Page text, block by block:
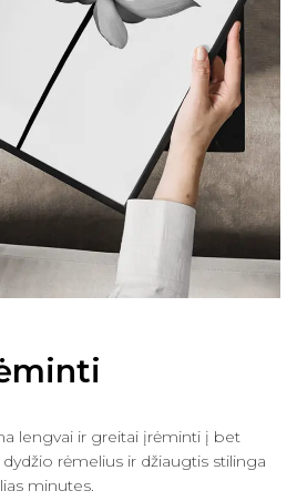
lengvai ir greitai įrėminti į bet
rėmelius ir džiaugtis stilinga
minutes.